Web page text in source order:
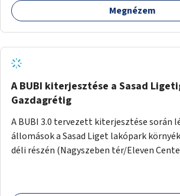
barátságosabbá és zöldebbé lehetne
Megnézem
A BUBI kiterjesztése a Sasad
Gazdagrétig
A BUBI 3.0 tervezett kiterjesztése során
állomások a Sasad Liget lakópark
déli részén (Nagyszeben tér/Eleven